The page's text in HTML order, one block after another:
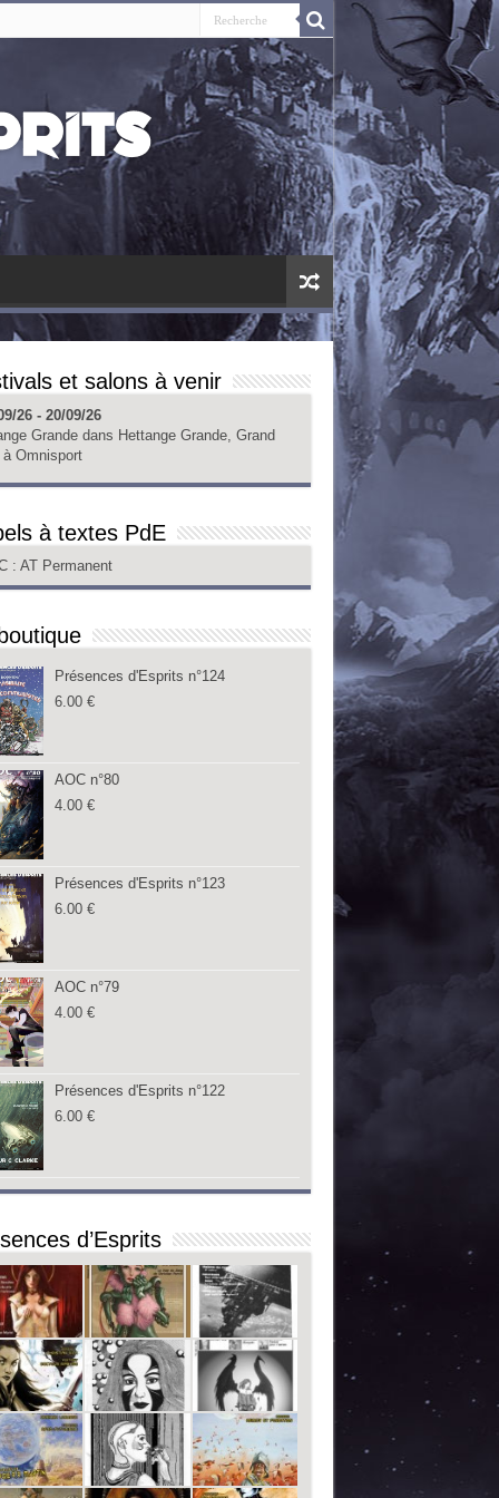
et salons à venir
26 - 20/09/26
Grande dans Hettange Grande, Grand
à Omnisport
à textes PdE
: AT Permanent
Présences d'Esprits n°124
6.00 €
AOC n°80
4.00 €
Présences d'Esprits n°123
6.00 €
AOC n°79
4.00 €
Présences d'Esprits n°122
6.00 €
d’Esprits